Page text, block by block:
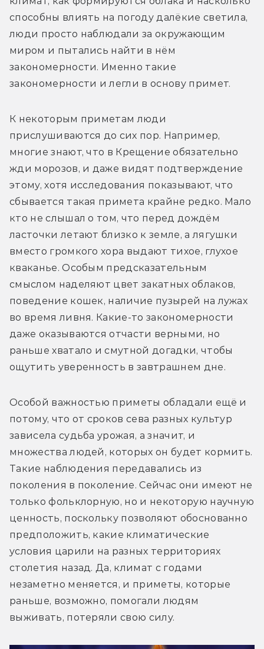
способны влиять на погоду далёкие светила,
люди просто наблюдали за окружающим
миром и пытались найти в нём
закономерности. Именно такие
закономерности и легли в основу примет.
К некоторым приметам люди
прислушиваются до сих пор. Например,
многие знают, что в Крещение обязательно
жди морозов, и даже видят подтверждение
этому, хотя исследования показывают, что
сбывается такая примета крайне редко. Мало
кто не слышал о том, что перед дождём
ласточки летают близко к земле, а лягушки
вместо громкого хора выдают тихое, глухое
кваканье. Особым предсказательным
смыслом наделяют цвет закатных облаков,
поведение кошек, наличие пузырей на лужах
во время ливня. Какие-то закономерности
даже оказываются отчасти верными, но
раньше хватало и смутной догадки, чтобы
ощутить уверенность в завтрашнем дне.
Особой важностью приметы обладали ещё и
потому, что от сроков сева разных культур
зависела судьба урожая, а значит, и
множества людей, которых он будет кормить.
Такие наблюдения передавались из
поколения в поколение. Сейчас они имеют не
только фольклорную, но и некоторую научную
ценность, поскольку позволяют обоснованно
предположить, какие климатические
условия царили на разных территориях
столетия назад. Да, климат с годами
незаметно меняется, и приметы, которые
раньше, возможно, помогали людям
выживать, потеряли свою силу.